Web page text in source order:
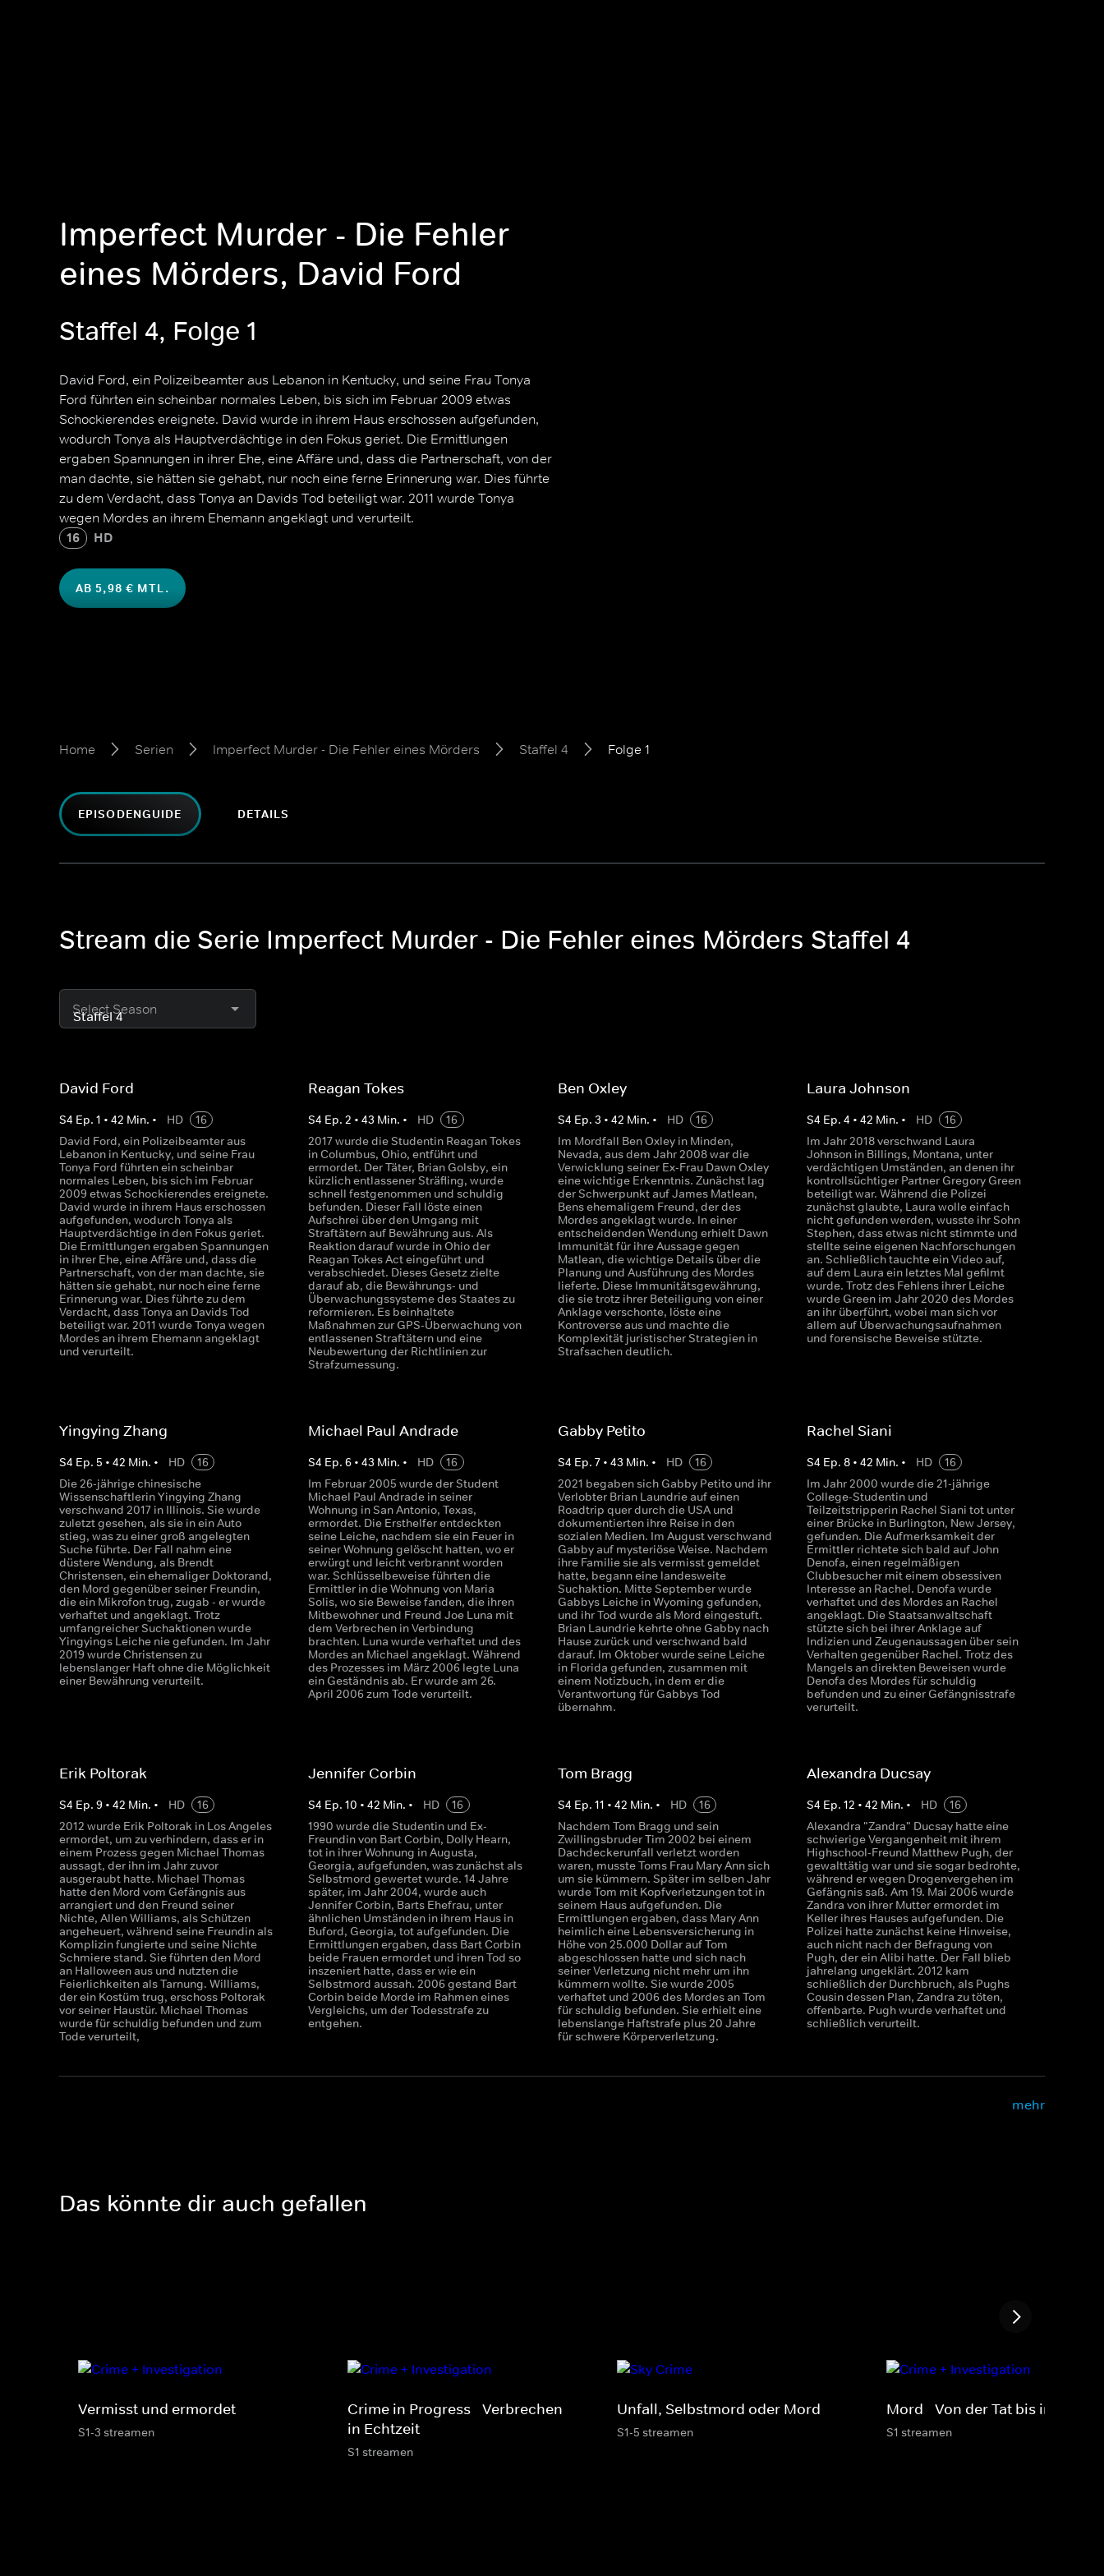
Imperfect Murder - Die Fehler
eines Mörders, David Ford
Staffel 4, Folge 1
David Ford, ein Polizeibeamter aus Lebanon in Kentucky, und seine Frau Tonya
Ford führten ein scheinbar normales Leben, bis sich im Februar 2009 etwas
Schockierendes ereignete. David wurde in ihrem Haus erschossen aufgefunden,
wodurch Tonya als Hauptverdächtige in den Fokus geriet. Die Ermittlungen
ergaben Spannungen in ihrer Ehe, eine Affäre und, dass die Partnerschaft, von der
man dachte, sie hätten sie gehabt, nur noch eine ferne Erinnerung war. Dies führte
zu dem Verdacht, dass Tonya an Davids Tod beteiligt war. 2011 wurde Tonya
wegen Mordes an ihrem Ehemann angeklagt und verurteilt.
16 HD
AB 5,98 € MTL.
Home Serien Imperfect Murder - Die Fehler eines Mörders Staffel 4 Folge 1
EPISODENGUIDE DETAILS
Stream die Serie Imperfect Murder - Die Fehler eines Mörders Staffel 4
Select Season
David Ford
S4 Ep. 1 • 42 Min. • HD
16
David Ford, ein Polizeibeamter aus
Lebanon in Kentucky, und seine Frau
Tonya Ford führten ein scheinbar
normales Leben, bis sich im Februar
2009 etwas Schockierendes ereignete.
David wurde in ihrem Haus erschossen
aufgefunden, wodurch Tonya als
Hauptverdächtige in den Fokus geriet.
Die Ermittlungen ergaben Spannungen
in ihrer Ehe, eine Affäre und, dass die
Partnerschaft, von der man dachte, sie
hätten sie gehabt, nur noch eine ferne
Erinnerung war. Dies führte zu dem
Verdacht, dass Tonya an Davids Tod
beteiligt war. 2011 wurde Tonya wegen
Mordes an ihrem Ehemann angeklagt
und verurteilt.
Reagan Tokes
S4 Ep.2 •43 Min. • HD
16
2017 wurde die Studentin Reagan Tokes
in Columbus, Ohio, entführt und
ermordet. Der Täter, Brian Golsby, ein
kürzlich entlassener Sträfling, wurde
schnell festgenommen und schuldig
befunden. Dieser Fall löste einen
Aufschrei über den Umgang mit
Straftätern auf Bewährung aus. Als
Reaktion darauf wurde in Ohio der
Reagan Tokes Act eingeführt und
verabschiedet. Dieses Gesetz zielte
darauf ab, die Bewährungs- und
Überwachungssysteme des Staates zu
reformieren. Es beinhaltete
Maßnahmen zur GPS-Überwachung von
entlassenen Straftätern und eine
Neubewertung der Richtlinien zur
Strafzumessung.
Ben Oxley
S4 Ep. 3 • 42 Min. • HD
16
Im Mordfall Ben Oxley in Minden,
Nevada, aus dem Jahr 2008 war die
Verwicklung seiner Ex-Frau Dawn Oxley
eine wichtige Erkenntnis. Zunächst lag
der Schwerpunkt auf James Matlean,
Bens ehemaligem Freund, der des
Mordes angeklagt wurde. In einer
entscheidenden Wendung erhielt Dawn
Immunität für ihre Aussage gegen
Matlean, die wichtige Details über die
Planung und Ausführung des Mordes
lieferte. Diese Immunitätsgewährung,
die sie trotz ihrer Beteiligung von einer
Anklage verschonte, löste eine
Kontroverse aus und machte die
Komplexität juristischer Strategien in
Strafsachen deutlich.
Laura Johnson
S4 Ep. 4 • 42 Min. • HD
16
Im Jahr 2018 verschwand Laura
Johnson in Billings, Montana, unter
verdächtigen Umständen, an denen ihr
kontrollsüchtiger Partner Gregory Green
beteiligt war. Während die Polizei
zunächst glaubte, Laura wolle einfach
nicht gefunden werden, wusste ihr Sohn
Stephen, dass etwas nicht stimmte und
stellte seine eigenen Nachforschungen
an. Schließlich tauchte ein Video auf,
auf dem Laura ein letztes Mal gefilmt
wurde. Trotz des Fehlens ihrer Leiche
wurde Green im Jahr 2020 des Mordes
an ihr überführt, wobei man sich vor
allem auf Überwachungsaufnahmen
und forensische Beweise stützte.
Yingying Zhang
S4 Ep. 5 • 42 Min. • HD
16
Die 26-jährige chinesische
Wissenschaftlerin Yingying Zhang
verschwand 2017 in Illinois. Sie wurde
zuletzt gesehen, als sie in ein Auto
stieg, was zu einer groß angelegten
Suche führte. Der Fall nahm eine
düstere Wendung, als Brendt
Christensen, ein ehemaliger Doktorand,
den Mord gegenüber seiner Freundin,
die ein Mikrofon trug, zugab - er wurde
verhaftet und angeklagt. Trotz
umfangreicher Suchaktionen wurde
Yingyings Leiche nie gefunden. Im Jahr
2019 wurde Christensen zu
lebenslanger Haft ohne die Möglichkeit
einer Bewährung verurteilt.
Michael Paul Andrade
S4 Ep.6 •43 Min. • HD
16
Im Februar 2005 wurde der Student
Michael Paul Andrade in seiner
Wohnung in San Antonio, Texas,
ermordet. Die Ersthelfer entdeckten
seine Leiche, nachdem sie ein Feuer in
seiner Wohnung gelöscht hatten, wo er
erwürgt und leicht verbrannt worden
war. Schlüsselbeweise führten die
Ermittler in die Wohnung von Maria
Solis, wo sie Beweise fanden, die ihren
Mitbewohner und Freund Joe Luna mit
dem Verbrechen in Verbindung
brachten. Luna wurde verhaftet und des
Mordes an Michael angeklagt. Während
des Prozesses im März 2006 legte Luna
ein Geständnis ab. Er wurde am 26.
April 2006 zum Tode verurteilt.
Gabby Petito
S4 Ep. 7• 43 Min. • HD
16
2021 begaben sich Gabby Petito und ihr
Verlobter Brian Laundrie auf einen
Roadtrip quer durch die USA und
dokumentierten ihre Reise in den
sozialen Medien. Im August verschwand
Gabby auf mysteriöse Weise. Nachdem
ihre Familie sie als vermisst gemeldet
hatte, begann eine landesweite
Suchaktion. Mitte September wurde
Gabbys Leiche in Wyoming gefunden,
und ihr Tod wurde als Mord eingestuft.
Brian Laundrie kehrte ohne Gabby nach
Hause zurück und verschwand bald
darauf. Im Oktober wurde seine Leiche
in Florida gefunden, zusammen mit
einem Notizbuch, in dem er die
Verantwortung für Gabbys Tod
übernahm.
Rachel Siani
S4 Ep. 8• 42 Min. • HD
16
Im Jahr 2000 wurde die 21-jährige
College-Studentin und
Teilzeitstripperin Rachel Siani tot unter
einer Brücke in Burlington, New Jersey,
gefunden. Die Aufmerksamkeit der
Ermittler richtete sich bald auf John
Denofa, einen regelmäßigen
Clubbesucher mit einem obsessiven
Interesse an Rachel. Denofa wurde
verhaftet und des Mordes an Rachel
angeklagt. Die Staatsanwaltschaft
stützte sich bei ihrer Anklage auf
Indizien und Zeugenaussagen über sein
Verhalten gegenüber Rachel. Trotz des
Mangels an direkten Beweisen wurde
Denofa des Mordes für schuldig
befunden und zu einer Gefängnisstrafe
verurteilt.
Erik Poltorak
S4 Ep. 9 • 42 Min. • HD
16
2012 wurde Erik Poltorak in Los Angeles
ermordet, um zu verhindern, dass er in
einem Prozess gegen Michael Thomas
aussagt, der ihn im Jahr zuvor
ausgeraubt hatte. Michael Thomas
hatte den Mord vom Gefängnis aus
arrangiert und den Freund seiner
Nichte, Allen Williams, als Schützen
angeheuert, während seine Freundin als
Komplizin fungierte und seine Nichte
Schmiere stand. Sie führten den Mord
an Halloween aus und nutzten die
Feierlichkeiten als Tarnung. Williams,
der ein Kostüm trug, erschoss Poltorak
vor seiner Haustür. Michael Thomas
wurde für schuldig befunden und zum
Tode verurteilt,
Jennifer Corbin
S4 Ep.10 •42 Min. • HD
16
1990 wurde die Studentin und Ex-
Freundin von Bart Corbin, Dolly Hearn,
tot in ihrer Wohnung in Augusta,
Georgia, aufgefunden, was zunächst als
Selbstmord gewertet wurde. 14 Jahre
später, im Jahr 2004, wurde auch
Jennifer Corbin, Barts Ehefrau, unter
ähnlichen Umständen in ihrem Haus in
Buford, Georgia, tot aufgefunden. Die
Ermittlungen ergaben, dass Bart Corbin
beide Frauen ermordet und ihren Tod so
inszeniert hatte, dass er wie ein
Selbstmord aussah. 2006 gestand Bart
Corbin beide Morde im Rahmen eines
Vergleichs, um der Todesstrafe zu
entgehen.
Tom Bragg
S4 Ep. 11 • 42 Min. • HD
16
Nachdem Tom Bragg und sein
Zwillingsbruder Tim 2002 bei einem
Dachdeckerunfall verletzt worden
waren, musste Toms Frau Mary Ann sich
um sie kümmern. Später im selben Jahr
wurde Tom mit Kopfverletzungen tot in
seinem Haus aufgefunden. Die
Ermittlungen ergaben, dass Mary Ann
heimlich eine Lebensversicherung in
Höhe von 25.000 Dollar auf Tom
abgeschlossen hatte und sich nach
seiner Verletzung nicht mehr um ihn
kümmern wollte. Sie wurde 2005
verhaftet und 2006 des Mordes an Tom
für schuldig befunden. Sie erhielt eine
lebenslange Haftstrafe plus 20 Jahre
für schwere Körperverletzung.
Alexandra Ducsay
S4 Ep. 12 • 42 Min. • HD
16
Alexandra "Zandra" Ducsay hatte eine
schwierige Vergangenheit mit ihrem
Highschool-Freund Matthew Pugh, der
gewalttätig war und sie sogar bedrohte,
während er wegen Drogenvergehen im
Gefängnis saß. Am 19. Mai 2006 wurde
Zandra von ihrer Mutter ermordet im
Keller ihres Hauses aufgefunden. Die
Polizei hatte zunächst keine Hinweise,
auch nicht nach der Befragung von
Pugh, der ein Alibi hatte. Der Fall blieb
jahrelang ungeklärt. 2012 kam
schließlich der Durchbruch, als Pughs
Cousin dessen Plan, Zandra zu töten,
offenbarte. Pugh wurde verhaftet und
schließlich verurteilt.
mehr
Das könnte dir auch gefallen
Vermisst und ermordet
S1-3 streamen
Crime in Progress - Verbrechen
in Echtzeit
S1 streamen
Unfall, Selbstmord oder Mord
S1-5 streamen
Mord - Von der Tat bis in die
S1 streamen